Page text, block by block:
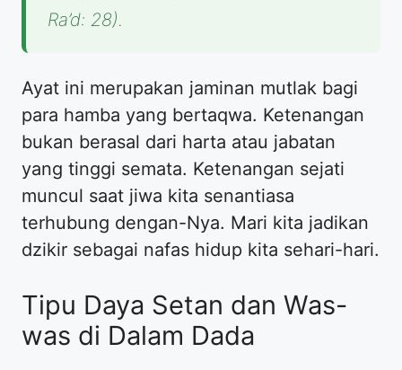
Ra’d: 28).
Ayat ini merupakan jaminan mutlak bagi
para hamba yang bertaqwa. Ketenangan
bukan berasal dari harta atau jabatan
yang tinggi semata. Ketenangan sejati
muncul saat jiwa kita senantiasa
terhubung dengan-Nya. Mari kita jadikan
dzikir sebagai nafas hidup kita sehari-hari.
Tipu Daya Setan dan Was-
was di Dalam Dada